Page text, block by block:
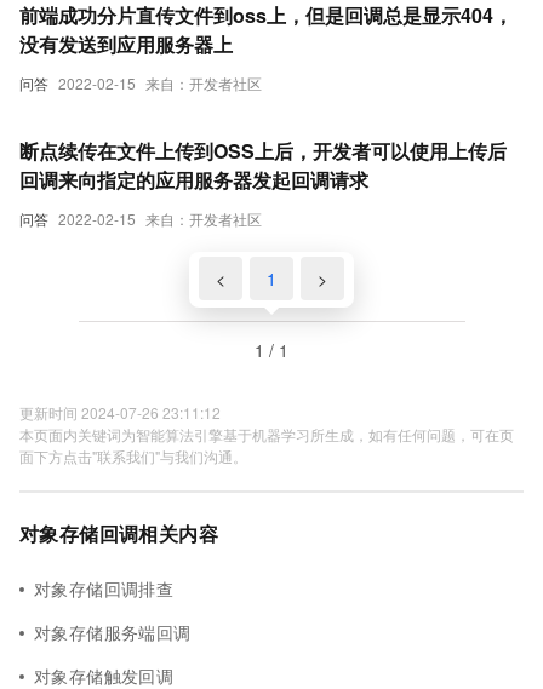
问答 2022-02-15 来自：开发者社区
前端成功分片直传文件到oss上，但是回调总是显示404，
没有发送到应用服务器上
问答 2022-02-15 来自：开发者社区
断点续传在文件上传到OSS上后，开发者可以使用上传后
回调来向指定的应用服务器发起回调请求
< 1 >
1 / 1
更新时间 2024-07-26 23:11:12
本页面内关键词为智能算法引擎基于机器学习所生成，如有任何问题，可在页
面下方点击"联系我们"与我们沟通。
对象存储回调相关内容
对象存储回调排查
对象存储服务端回调
对象存储触发回调